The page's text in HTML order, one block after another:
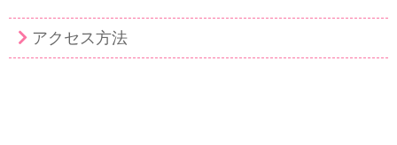
アクセス方法